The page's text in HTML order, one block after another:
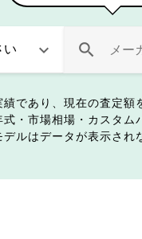
であり、現在の査定額
・市場相場・カスタム
ルはデータが表示され